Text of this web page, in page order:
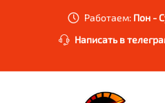
Работаем: Пон -
Написать в